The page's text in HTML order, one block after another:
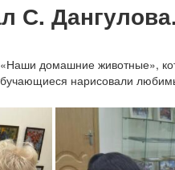
С.
«Наши домашние животные»,
нарисовали